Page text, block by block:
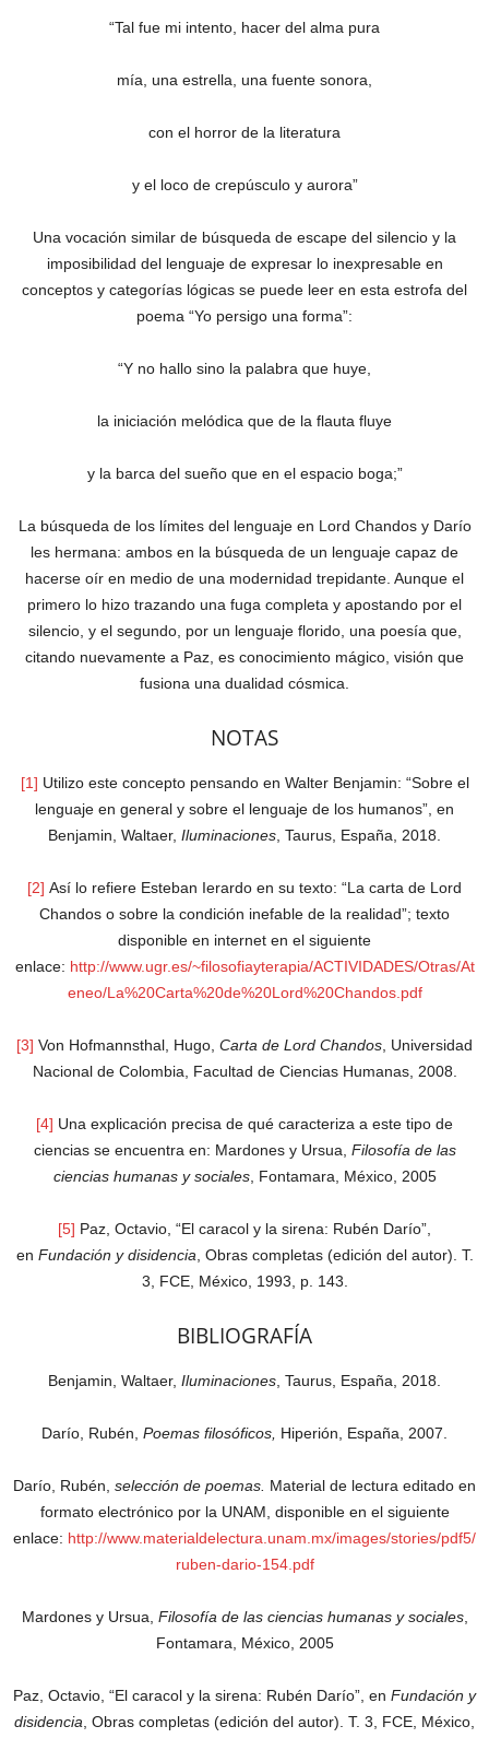
“Tal fue mi intento, hacer del alma pura
mía, una estrella, una fuente sonora,
con el horror de la literatura
y el loco de crepúsculo y aurora”
Una vocación similar de búsqueda de escape del silencio y la
imposibilidad del lenguaje de expresar lo inexpresable en
conceptos y categorías lógicas se puede leer en esta estrofa del
poema “Yo persigo una forma”:
“Y no hallo sino la palabra que huye,
la iniciación melódica que de la flauta fluye
y la barca del sueño que en el espacio boga;”
La búsqueda de los límites del lenguaje en Lord Chandos y Darío
les hermana: ambos en la búsqueda de un lenguaje capaz de
hacerse oír en medio de una modernidad trepidante. Aunque el
primero lo hizo trazando una fuga completa y apostando por el
silencio, y el segundo, por un lenguaje florido, una poesía que,
citando nuevamente a Paz, es conocimiento mágico, visión que
fusiona una dualidad cósmica.
NOTAS
[1] Utilizo este concepto pensando en Walter Benjamin: “Sobre el
lenguaje en general y sobre el lenguaje de los humanos”, en
Benjamin, Waltaer, Iluminaciones , Taurus, España, 2018.
[2] Así lo refiere Esteban Ierardo en su texto: “La carta de Lord
Chandos o sobre la condición inefable de la realidad”; texto
disponible en internet en el siguiente
enlace: http://www.ugr.es/~filosofiayterapia/ACTIVIDADES/Otras/At
eneo/La%20Carta%20de%20Lord%20Chandos.pdf
[3] Von Hofmannsthal, Hugo, Carta de Lord Chandos , Universidad
Nacional de Colombia, Facultad de Ciencias Humanas, 2008.
[4] Una explicación precisa de qué caracteriza a este tipo de
ciencias se encuentra en: Mardones y Ursua, Filosofía de las
ciencias humanas y sociales, Fontamara, México, 2005
[5] Paz, Octavio, “El caracol y la sirena: Rubén Darío”,
en Fundación y disidencia , Obras completas (edición del autor). T.
3, FCE, México, 1993, p. 143.
BIBLIOGRAFÍA
Benjamin, Waltaer, Iluminaciones , Taurus, España, 2018.
Darío, Rubén, Poemas filosóficos, Hiperión, España, 2007.
Darío, Rubén, selección de poemas. Material de lectura editado en
formato electrónico por la UNAM, disponible en el siguiente
enlace: http://www.materialdelectura.unam.mx/images/stories/pdf5/
ruben-dario-154.pdf
Mardones y Ursua, Filosofía de las ciencias humanas y sociales,
Fontamara, México, 2005
Paz, Octavio, “El caracol y la sirena: Rubén Darío”, en Fundación y
disidencia , Obras completas (edición del autor). T. 3, FCE, México,